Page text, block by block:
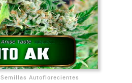
Semillas Autoflorecientes